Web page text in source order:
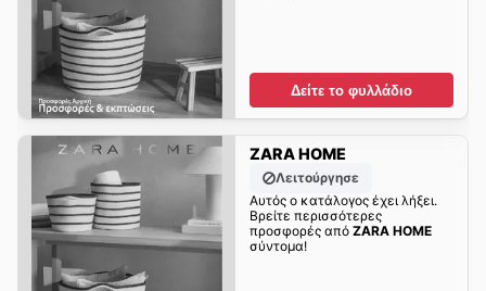
Δείτε το φυλλάδιο
ZARA HOME
Λειτούργησε
Αυτός ο κατάλογος έχει λήξει.
Βρείτε περισσότερες
προσφορές από ZARA HOME
σύντομα!